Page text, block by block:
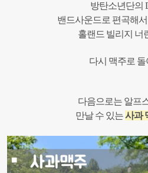
방탄소년단의
밴드사운드로 편곡해
홀랜드 빌리지 너
다시 맥주로
다음으로는 알프
만날 수 있는사과